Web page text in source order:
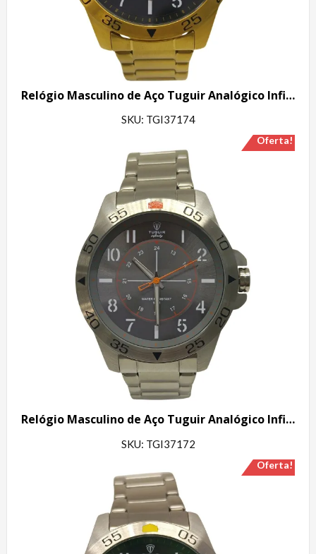
Relógio Masculino de Aço Tuguir Analógico Infinity 9167F Dourado e Preto
SKU: TGI37174
Oferta!
Relógio Masculino de Aço Tuguir Analógico Infinity 9167F Prata e Cinza e Laranja
SKU: TGI37172
Oferta!